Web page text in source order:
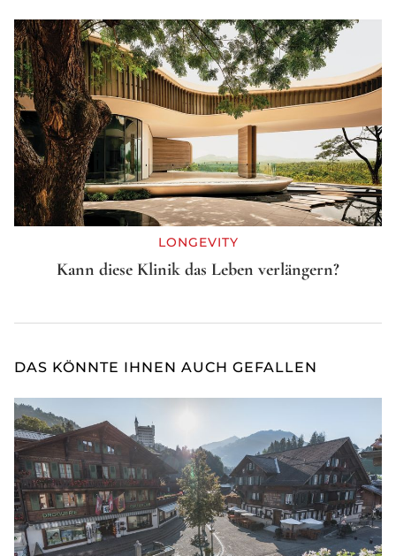
LONGEVITY
Kann diese Klinik das Leben verlängern?
DAS KÖNNTE IHNEN AUCH GEFALLEN